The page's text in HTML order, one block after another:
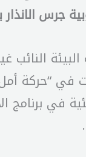
جرس الانذار
“حركة
في برنامج